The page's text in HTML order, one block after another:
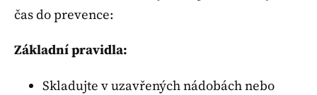
čas do prevence:
Základní pravidla:
Skladujte v uzavřených nádobách nebo